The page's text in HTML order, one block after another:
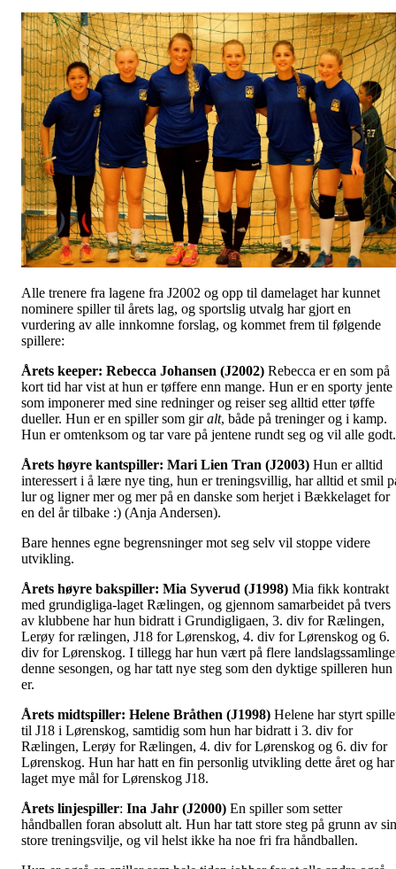
Alle trenere fra lagene fra J2002 og opp til damelaget har kunnet
nominere spiller til årets lag, og sportslig utvalg har gjort en
vurdering av alle innkomne forslag, og kommet frem til følgende
spillere:
Årets keeper: Rebecca Johansen (J2002) Rebecca er en som på
kort tid har vist at hun er tøffere enn mange. Hun er en sporty jente
som imponerer med sine redninger og reiser seg alltid etter tøffe
dueller. Hun er en spiller som giralt, både på treninger og i kamp.
Hun er omtenksom og tar vare på jentene rundt seg og vil alle godt.
Årets høyre kantspiller: Mari Lien Tran (J2003) Hun er alltid
interessert i å lære nye ting, hun er treningsvillig, har alltid et smil
lur og ligner mer og mer på en danske som herjet i Bækkelaget for
en del år tilbake :) (Anja Andersen).
Bare hennes egne begrensninger mot seg selv vil stoppe videre
utvikling.
Årets høyre bakspiller: Mia Syverud (J1998) Mia fikk kontrakt
med grundigliga-laget Rælingen, og gjennom samarbeidet på tvers
av klubbene har hun bidratt i Grundigligaen, 3. div for Rælingen,
Lerøy for rælingen, J18 for Lørenskog, 4. div for Lørenskog og 6.
div for Lørenskog. I tillegg har hun vært på flere
denne sesongen, og har tatt nye steg som den dyktige spilleren hun
er.
Årets midtspiller: Helene Bråthen (J1998) Helene har styrt
til J18 i Lørenskog, samtidig som hun har bidratt i 3. div for
Rælingen, Lerøy for Rælingen, 4. div for Lørenskog og 6. div for
Lørenskog. Hun har hatt en fin personlig utvikling dette året og har
laget mye mål for Lørenskog J18.
Årets linjespiller: Ina Jahr (J2000) En spiller som setter
håndballen foran absolutt alt. Hun har tatt store steg på grunn av sin
store treningsvilje, og vil helst ikke ha noe fri fra håndballen.